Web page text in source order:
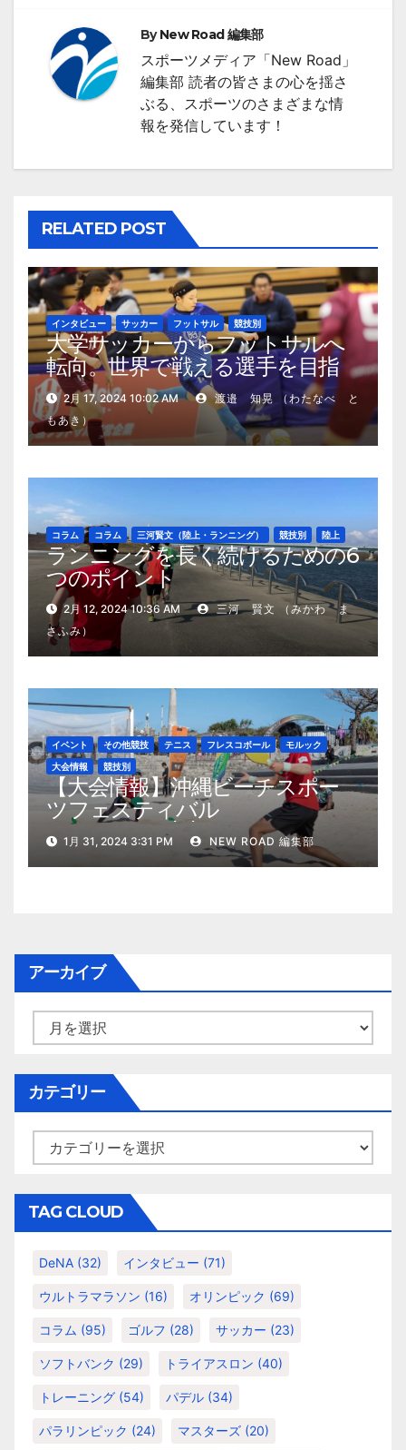
ー
シ
ョ
ByNew Road 編集部
スポーツメディア「New Road」
編集部 読者の皆さまの心を揺さ
ぶる、スポーツのさまざまな情
報を発信しています！
RELATED POST
インタビュー サッカー フットサル 競技別
大学サッカーからフットサルへ
転向。世界で戦える選手を目指
す、松木里緒選手の現在地
2月 17, 2024 10:02 AM
渡邉 知晃 （わたなべ と
もあき）
コラム コラム 三河賢文（陸上・ランニング） 競技別 陸上
ランニングを長く続けるための6
つのポイント
2月 12, 2024 10:36 AM
三河 賢文 （みかわ ま
さふみ）
イベント その他競技 テニス フレスコボール
モルック
大会情報
競技別
【大会情報】沖縄ビーチスポー
ツフェスティバル
2024（2024/2/10・11開催）
1月 31, 2024 3:31 PM NEW ROAD 編集部
アーカイブ
ー
イ
カテゴリー
テ
リ
TAG CLOUD
DeNA (32) インタビュー (71)
ウルトラマラソン (16) オリンピック (69)
コラム (95) ゴルフ (28) サッカー (23)
ソフトバンク (29) トライアスロン (40)
トレーニング (54) パデル (34)
パラリンピック (24) マスターズ (20)